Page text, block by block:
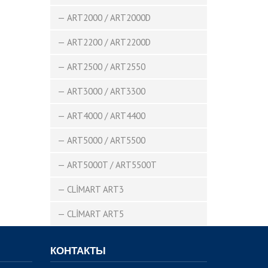
— ART2000 / ART2000D
— ART2200 / ART2200D
— ART2500 / ART2550
— ART3000 / ART3300
— ART4000 / ART4400
— ART5000 / ART5500
— ART5000T / ART5500T
— CLİMART ART3
— CLİMART ART5
КОНТАКТЫ